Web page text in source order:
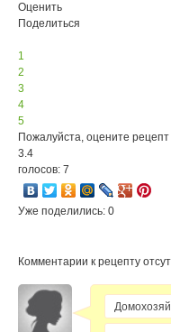
Оценить
Поделиться
1
2
3
4
5
Пожалуйста, оцените рецепт
3.4
голосов: 7
Уже поделились: 0
Комментарии к рецепту